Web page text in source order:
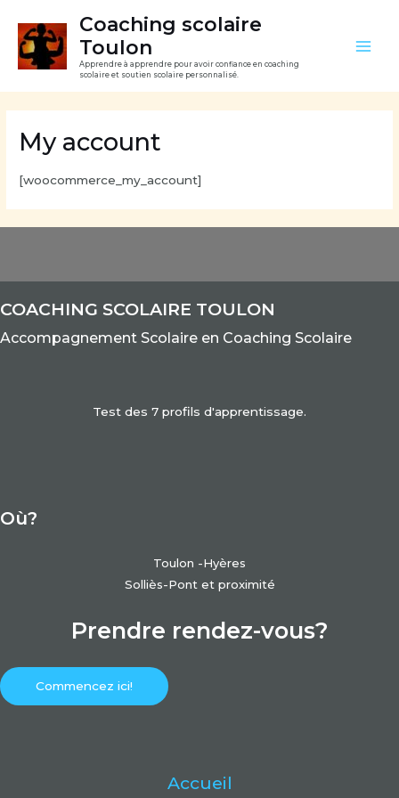
contenu
Coaching scolaire
Toulon
Apprendre à apprendre pour avoir confiance en coaching
scolaire et soutien scolaire personnalisé.
My account
[woocommerce_my_account]
COACHING SCOLAIRE TOULON
Accompagnement Scolaire en Coaching Scolaire
Test des 7 profils d'apprentissage.
Où?
Toulon -Hyères
Solliès-Pont et proximité
Prendre rendez-vous?
Commencez ici!
Accueil